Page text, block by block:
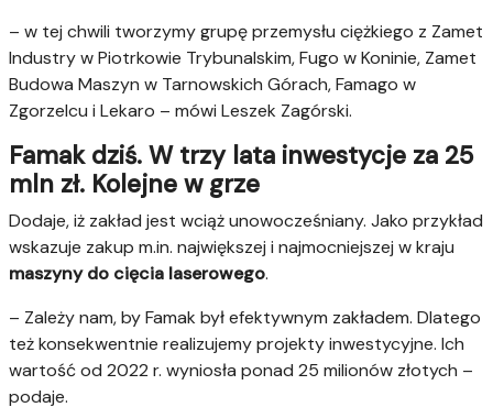
– w tej chwili tworzymy grupę przemysłu ciężkiego z Zamet
Industry w Piotrkowie Trybunalskim, Fugo w Koninie, Zamet
Budowa Maszyn w Tarnowskich Górach, Famago w
Zgorzelcu i Lekaro – mówi Leszek Zagórski.
Famak dziś. W trzy lata inwestycje za 25
mln zł. Kolejne w grze
Dodaje, iż zakład jest wciąż unowocześniany. Jako przykład
wskazuje zakup m.in. największej i najmocniejszej w kraju
maszyny do cięcia laserowego.
– Zależy nam, by Famak był efektywnym zakładem. Dlatego
też konsekwentnie realizujemy projekty inwestycyjne. Ich
wartość od 2022 r. wyniosła ponad 25 milionów złotych –
podaje.